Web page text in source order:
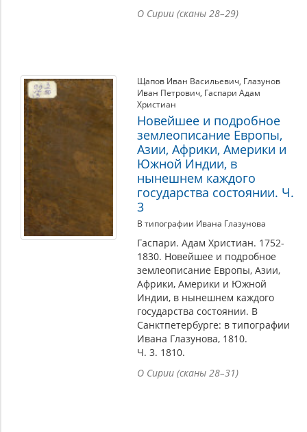
О Сирии (сканы 28–29)
Щапов Иван Васильевич, Глазунов
Иван Петрович, Гаспари Адам
Христиан
Новейшее и подробное
землеописание Европы,
Азии, Африки, Америки и
Южной Индии, в
нынешнем каждого
государства состоянии. Ч.
3
В типографии Ивана Глазунова
Гаспари. Адам Христиан. 1752-
1830. Новейшее и подробное
землеописание Европы, Азии,
Африки, Америки и Южной
Индии, в нынешнем каждого
государства состоянии. В
Санктпетербурге: в типографии
Ивана Глазунова, 1810.
Ч. 3. 1810.
О Сирии (сканы 28–31)